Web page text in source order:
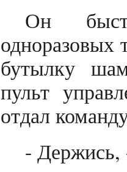
Он
одноразовых
бутылку
пульт
отдал
- Держись,